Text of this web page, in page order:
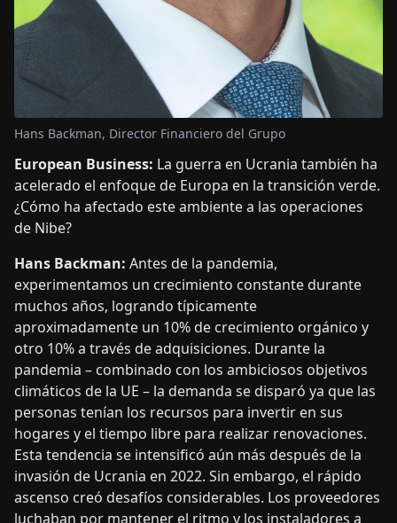
Hans Backman, Director Financiero del Grupo
European Business: La guerra en Ucrania también ha
acelerado el enfoque de Europa en la transición verde.
¿Cómo ha afectado este ambiente a las operaciones
de Nibe?
Hans Backman: Antes de la pandemia,
experimentamos un crecimiento constante durante
muchos años, logrando típicamente
aproximadamente un 10% de crecimiento orgánico y
otro 10% a través de adquisiciones. Durante la
pandemia – combinado con los ambiciosos objetivos
climáticos de la UE – la demanda se disparó ya que las
personas tenían los recursos para invertir en sus
hogares y el tiempo libre para realizar renovaciones.
Esta tendencia se intensificó aún más después de la
invasión de Ucrania en 2022. Sin embargo, el rápido
ascenso creó desafíos considerables. Los proveedores
luchaban por mantener el ritmo y los instaladores a